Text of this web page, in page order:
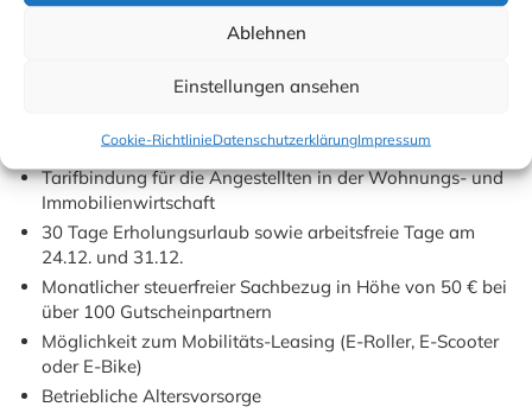
Ablehnen
Einstellungen ansehen
Cookie-RichtlinieDatenschutzerklärungImpressum
erfolgreichen mittelständischen Unternehmen
Tarifbindung für die Angestellten in der Wohnungs- und
Immobilienwirtschaft
30 Tage Erholungsurlaub sowie arbeitsfreie Tage am
24.12. und 31.12.
Monatlicher steuerfreier Sachbezug in Höhe von 50 € bei
über 100 Gutscheinpartnern
Möglichkeit zum Mobilitäts-Leasing (E-Roller, E-Scooter
oder E-Bike)
Betriebliche Altersvorsorge